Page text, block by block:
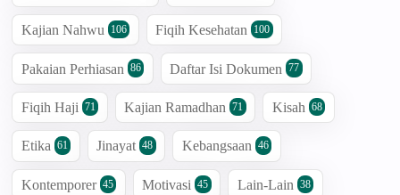
Kajian Nahwu 106 Fiqih Kesehatan 100
Pakaian Perhiasan 86 Daftar Isi Dokumen 77
Fiqih Haji 71 Kajian Ramadhan 71 Kisah 68
Etika 61 Jinayat 48 Kebangsaan 46
Kontemporer 45 Motivasi 45 Lain-Lain 38